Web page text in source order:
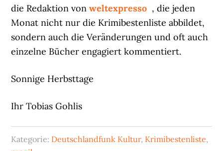
die Redaktion vonweltexpresso , die jeden
Monat nicht nur die Krimibestenliste abbildet,
sondern auch die Veränderungen und oft auch
einzelne Bücher engagiert kommentiert.
Sonnige Herbsttage
Ihr Tobias Gohlis
Kategorie: Deutschlandfunk Kultur, Krimibestenliste,